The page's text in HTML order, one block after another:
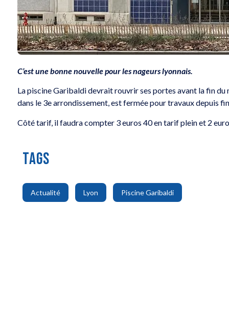
C’est une bonne nouvelle pour les nageurs lyonnais.
La piscine Garibaldi devrait rouvrir ses portes avant la fin
dans le 3e arrondissement, est fermée pour travaux depuis
Côté tarif, il faudra compter 3 euros 40 en tarif plein et 2
TAGS
Actualité
,
Lyon
,
Piscine Garibaldi